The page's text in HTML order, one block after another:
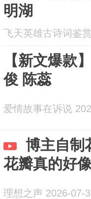
明湖
飞天英雄古诗词鉴
【新文爆款
俊 陈蕊
爱情故事在诉说
博主自制
花瓣真的好
理想之声 2026-07-